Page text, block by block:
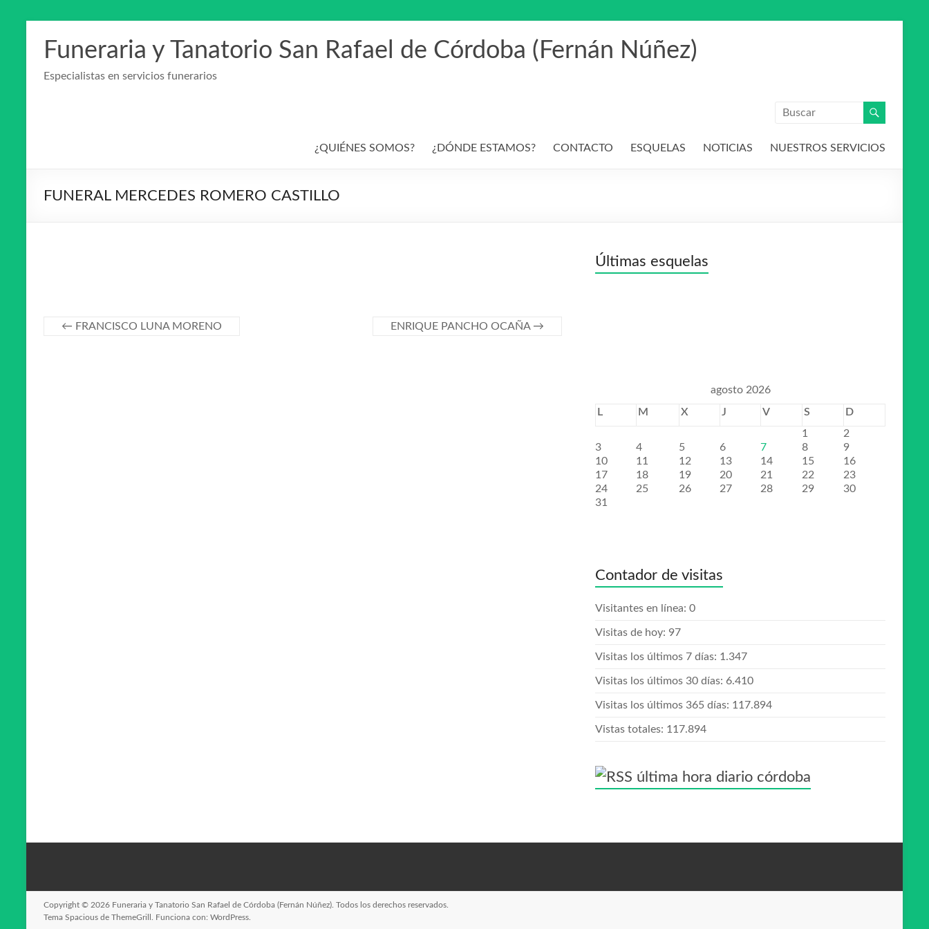
contenido
Funeraria y Tanatorio San Rafael de Córdoba (Fernán Núñez)
Especialistas en servicios funerarios
¿QUIÉNES SOMOS? ¿DÓNDE ESTAMOS? CONTACTO ESQUELAS NOTICIAS NUESTROS SERVICIOS
FUNERAL MERCEDES ROMERO CASTILLO
← FRANCISCO LUNA MORENO ENRIQUE PANCHO OCAÑA →
Últimas esquelas
agosto 2026
L
M X J V S
D
1
2
3
4 5 6 7 8
9
10
11 12 13 14 15
16
17
18 19 20 21 22
23
24
25 26 27 28 29
30
31
Contador de visitas
Visitantes en línea: 0
Visitas de hoy: 97
Visitas los últimos 7 días: 1.347
Visitas los últimos 30 días: 6.410
Visitas los últimos 365 días: 117.894
Vistas totales: 117.894
última hora diario córdoba
Copyright © 2026 Funeraria y Tanatorio San Rafael de Córdoba (Fernán Núñez) . Todos los derechos reservados.
Tema Spacious de ThemeGrill. Funciona con: WordPress